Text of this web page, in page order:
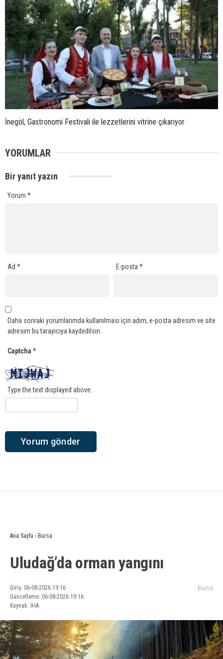
İnegöl, Gastronomi Festivali ile lezzetlerini vitrine çıkarıyor
YORUMLAR
Bir yanıt yazın
Yorum *
Ad * E-posta*
Daha sonraki yorumlarımda kullanılması için adım, e-posta adresim ve site
adresim bu tarayıcıya kaydedilsin.
Captcha *
Type the text displayed above:
Ana Sayfa › Bursa
Uludağ’da orman yangını
Giriş: 06-08-2026 19:16
Güncelleme: 06-08-2026 19:16
Kaynak: İHA
Bursa